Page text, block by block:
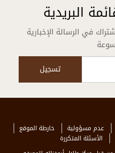
البريدية
في الرسالة الإخبارية
عدم مسؤولية
خارطة الموقع
الأسئلة المتكررة